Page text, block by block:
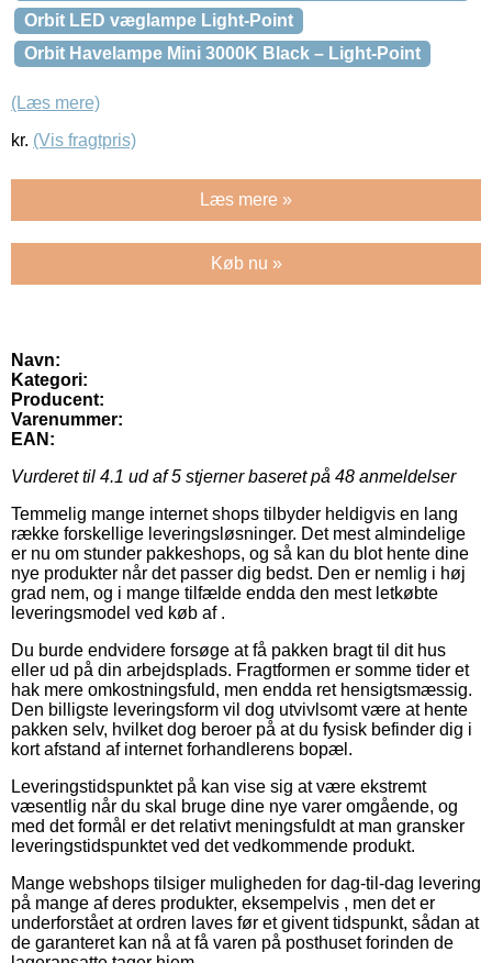
Orbit LED væglampe Light-Point
Orbit Havelampe Mini 3000K Black – Light-Point
(Læs mere)
kr. (Vis fragtpris)
Læs mere »
Køb nu »
Navn:
Kategori:
Producent:
Varenummer:
EAN:
Vurderet til 4.1 ud af 5 stjerner baseret på 48 anmeldelser
Temmelig mange internet shops tilbyder heldigvis en lang
række forskellige leveringsløsninger. Det mest almindelige
er nu om stunder pakkeshops, og så kan du blot hente dine
nye produkter når det passer dig bedst. Den er nemlig i høj
grad nem, og i mange tilfælde endda den mest letkøbte
leveringsmodel ved køb af .
Du burde endvidere forsøge at få pakken bragt til dit hus
eller ud på din arbejdsplads. Fragtformen er somme tider et
hak mere omkostningsfuld, men endda ret hensigtsmæssig.
Den billigste leveringsform vil dog utvivlsomt være at hente
pakken selv, hvilket dog beroer på at du fysisk befinder dig i
kort afstand af internet forhandlerens bopæl.
Leveringstidspunktet på kan vise sig at være ekstremt
væsentlig når du skal bruge dine nye varer omgående, og
med det formål er det relativt meningsfuldt at man gransker
leveringstidspunktet ved det vedkommende produkt.
Mange webshops tilsiger muligheden for dag-til-dag levering
på mange af deres produkter, eksempelvis , men det er
underforstået at ordren laves før et givent tidspunkt, sådan at
de garanteret kan nå at få varen på posthuset forinden de